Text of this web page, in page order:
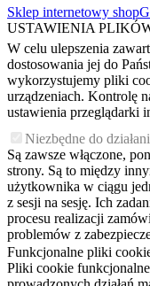
Sklep internetowy
USTAWIENIA
W celu ulepszenia
dostosowania jej do
wykorzystujemy pliki
urządzeniach. Kontrolę
ustawienia przeglądarki
Niezbędne do
Są zawsze włączone,
strony. Są to między
użytkownika w ciągu
z sesji na sesję. Ich
procesu realizacji
problemów z
Funkcjonalne pliki
Pliki cookie